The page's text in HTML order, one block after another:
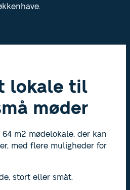
lokale til
møder
m2 mødelokale, der kan
med flere muligheder for
stort eller småt.